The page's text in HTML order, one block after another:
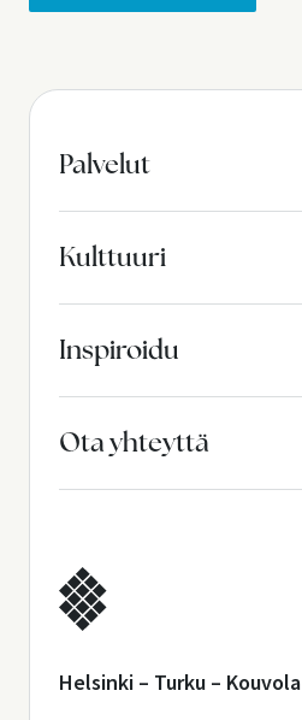
Palvelut
Kulttuuri
Inspiroidu
Ota yhteyttä
Helsinki – Turku – Kouvola